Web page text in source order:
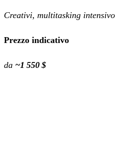
Creativi, multitasking intensivo
Prezzo indicativo
da ~1 550 $